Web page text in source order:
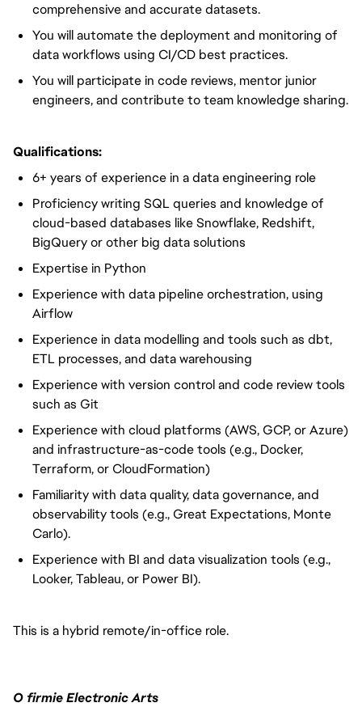
comprehensive and accurate datasets.
You willautomate the deployment and monitoring of
data workflows using CI/CD best practices.
You will participate in code reviews, mentor junior
engineers, and contribute to team knowledge sharing.
Qualifications:
6+ years of experiencein a data engineering role
Proficiency writing SQL queries and knowledge of
cloud-based databases like Snowflake, Redshift,
BigQuery or other big data solutions
Expertise in Python
Experience with data pipeline orchestration, using
Airflow
Experience in data modelling and tools such as dbt,
ETL processes, and data warehousing
Experience with version control and code review tools
such as Git
Experience with cloud platforms (AWS, GCP, or Azure)
and infrastructure-as-code tools (e.g., Docker,
Terraform, or CloudFormation)
Familiarity with data quality, data governance, and
observability tools (e.g., Great Expectations, Monte
Carlo).
Experience with BI and datavisualization tools (e.g.,
Looker, Tableau, or Power BI).
This is a hybrid remote/in-office role.
O firmie Electronic Arts